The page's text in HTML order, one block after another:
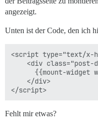
angezeigt.
Unten ist der Code, den ich
<script type="text/x-
<div class="post-
{{mount-widget
    </div>
Fehlt mir etwas?